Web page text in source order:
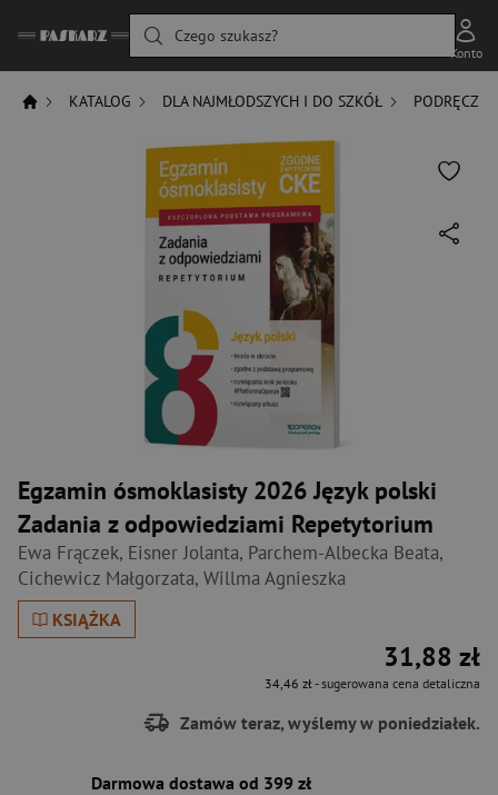
Czego szukasz?
Konto
KATALOG DLA NAJMŁODSZYCH I DO SZKÓŁ
Egzamin ósmoklasisty 2026 Język polski
Zadania z odpowiedziami Repetytorium
Ewa Frączek, Eisner Jolanta, Parchem-Albecka Beata,
Cichewicz Małgorzata, Willma Agnieszka
KSIĄŻKA
31,88 zł
34,46 zł- sugerowana cena detaliczna
Zamów teraz, wyślemy w poniedziałek.
Darmowa dostawa od 399 zł